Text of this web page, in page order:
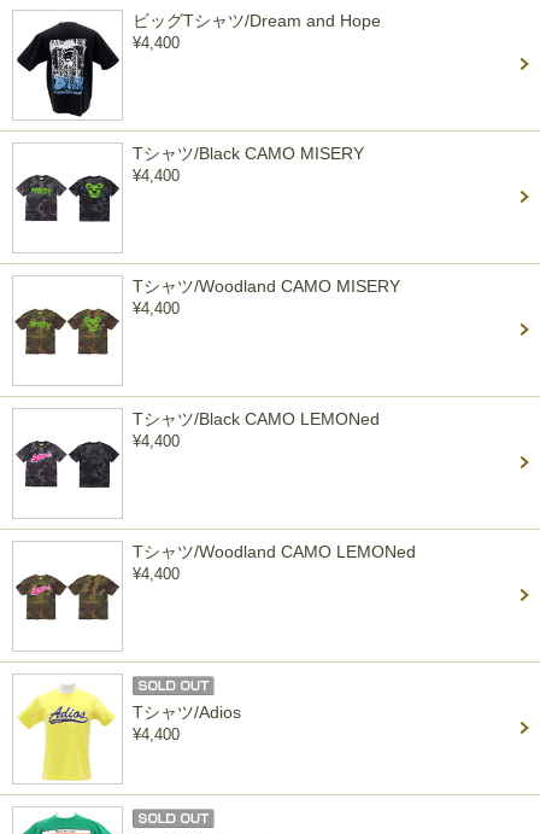
ビッグTシャツ/Dream and Hope
¥4,400
Tシャツ/Black CAMO MISERY
¥4,400
Tシャツ/Woodland CAMO MISERY
¥4,400
Tシャツ/Black CAMO LEMONed
¥4,400
Tシャツ/Woodland CAMO LEMONed
¥4,400
Tシャツ/Adios
¥4,400